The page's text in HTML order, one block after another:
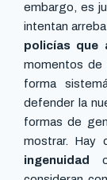
embargo, es
intentan
policías que
momentos de
forma
defender la
formas de
mostrar. Hay
ingenuidad
o